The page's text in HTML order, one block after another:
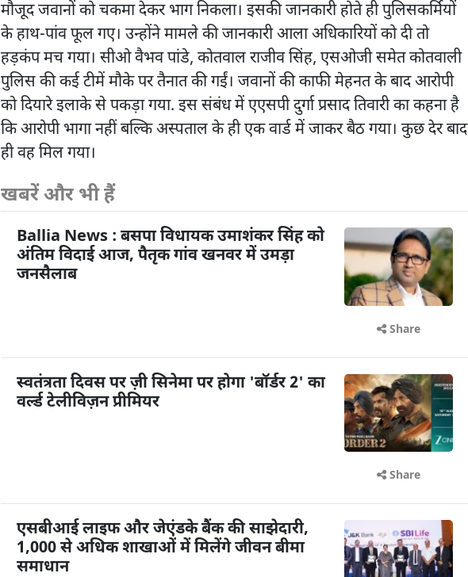
मौजूद जवानों को चकमा देकर भाग निकला। इसकी जानकारी होते ही पुलिसकर्मियों
के हाथ-पांव फूल गए। उन्होंने मामले की जानकारी आला अधिकारियों को दी तो
हड़कंप मच गया। सीओ वैभव पांडे, कोतवाल राजीव सिंह, एसओजी समेत कोतवाली
पुलिस की कई टीमें मौके पर तैनात की गईं। जवानों की काफी मेहनत के बाद आरोपी
को दियारे इलाके से पकड़ा गया. इस संबंध में एएसपी दुर्गा प्रसाद तिवारी का कहना है
कि आरोपी भागा नहीं बल्कि अस्पताल के ही एक वार्ड में जाकर बैठ गया। कुछ देर बाद
ही वह मिल गया।
खबरें और भी हैं
Ballia News : बसपा विधायक उमाशंकर सिंह को
अंतिम विदाई आज, पैतृक गांव खनवर में उमड़ा
जनसैलाब
Share
स्वतंत्रता दिवस पर ज़ी सिनेमा पर होगा 'बॉर्डर 2' का
वर्ल्ड टेलीविज़न प्रीमियर
Share
एसबीआई लाइफ और जेएंडके बैंक की साझेदारी,
1,000 से अधिक शाखाओं में मिलेंगे जीवन बीमा
समाधान